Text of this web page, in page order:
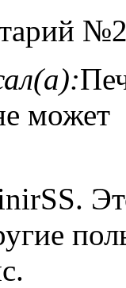
может